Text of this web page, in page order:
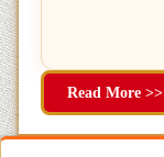
Read More >>